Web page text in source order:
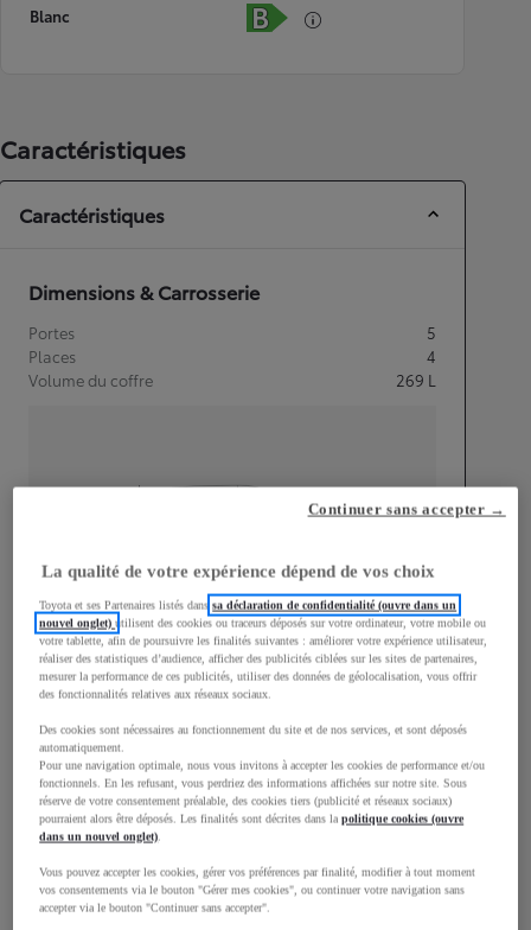
Blanc
Caractéristiques
Caractéristiques
Dimensions & Carrosserie
Portes
5
Places
4
Volume du coffre
269 L
Longueur
3 700mm
Hauteur
1 510
Largeur
1 740mm
Consommation mixte
La qualité de votre expérience dépend de vos choix
Toyota et ses Partenaires listés danssa déclaration de confidentialité (ouvre dans un
nouvel onglet)utilisent des cookies ou traceurs déposés sur votre ordinateur, votre mobile ou
votre tablette, afin de poursuivre les finalités suivantes : améliorer votre expérience utilisateur,
réaliser des statistiques d’audience, afficher des publicités ciblées sur les sites de partenaires,
mesurer la performance de ces publicités, utiliser des données de géolocalisation, vous offrir
des fonctionnalités relatives aux réseaux sociaux.
Des cookies sont nécessaires au fonctionnement du site et de nos services, et sont déposés
automatiquement.
Pour une navigation optimale, nous vous invitons à accepter les cookies de performance et/ou
fonctionnels. En les refusant, vous perdriez des informations affichées sur notre site. Sous
réserve de votre consentement préalable, des cookies tiers (publicité et réseaux sociaux)
pourraient alors être déposés. Les finalités sont décrites dans lapolitique cookies (ouvre
dans un nouvel onglet)
Vous pouvez accepter les cookies, gérer vos préférences par finalité, modifier à tout moment
vos consentements via le bouton "Gérer mes cookies", ou continuer votre navigation sans
accepter via le bouton "Continuer sans accepter".
Continuer sans accepter →